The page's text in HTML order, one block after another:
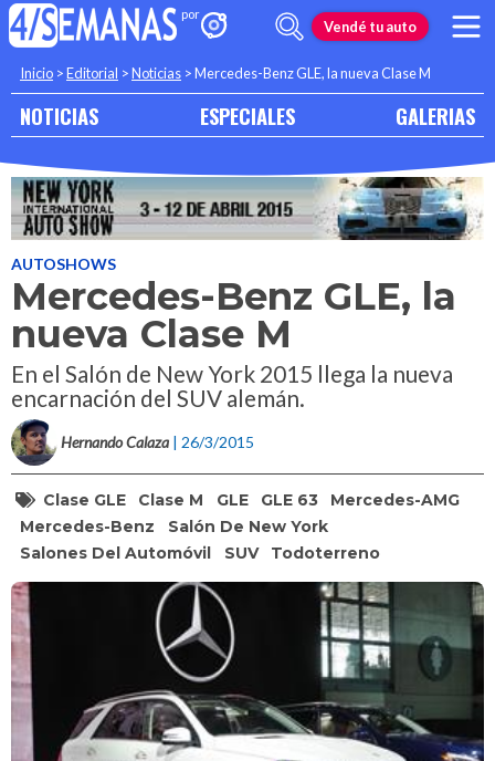
Vendé tu auto
Inicio >Editorial >Noticias >Mercedes-Benz GLE, la nueva Clase M
NOTICIAS ESPECIALES GALERIAS
AUTOSHOWS
Mercedes-Benz GLE, la
nueva Clase M
En el Salón de New York 2015 llega la nueva
encarnación del SUV alemán.
Hernando Calaza | 26/3/2015
Clase GLE Clase M GLE GLE 63
Mercedes-AMG
Mercedes-Benz
Salón De New York
Salones Del Automóvil
SUV Todoterreno